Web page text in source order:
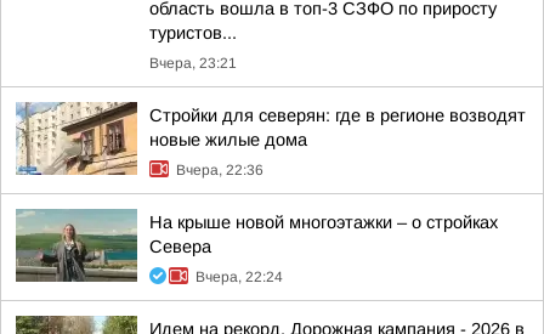
область вошла в топ-3 СЗФО по приросту
туристов...
Вчера, 23:21
Стройки для северян: где в регионе возводят
новые жилые дома
Вчера, 22:36
На крыше новой многоэтажки – о стройках
Севера
Вчера, 22:24
Идем на рекорд. Дорожная кампания - 2026 в